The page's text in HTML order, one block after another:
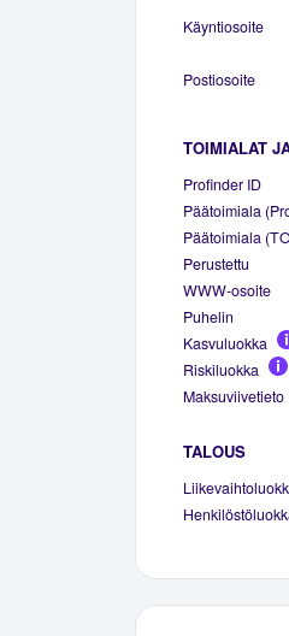
Käyntiosoite
Postiosoite
TOIMIALAT
Profinder ID
Päätoimiala
Päätoimiala
Perustettu
WWW-osoite
Puhelin
Kasvuluokka
Riskiluokka
Maksuviivetieto
TALOUS